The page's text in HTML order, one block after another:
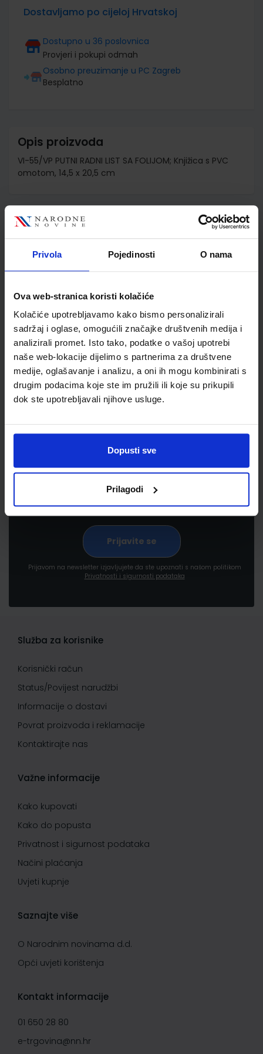
Privola Pojedinosti O nama
Ova web-stranica koristi kolačiće
Kolačiće upotrebljavamo kako bismo personalizirali
sadržaj i oglase, omogućili značajke društvenih medija i
analizirali promet. Isto tako, podatke o vašoj upotrebi
naše web-lokacije dijelimo s partnerima za društvene
medije, oglašavanje i analizu, a oni ih mogu kombinirati s
drugim podacima koje ste im pružili ili koje su prikupili
dok ste upotrebljavali njihove usluge.
Dopusti sve
Prilagodi
Dostavljamo po cijeloj Hrvatskoj
Dostupno u 36 poslovnica
Provjeri i pokupi odmah
Osobno preuzimanje u PC Zagreb
Besplatno
Opis proizvoda
VI-55/VP PUTNI RADNI LIST SA FOLIJOM; Knjižica s PVC
omotom, 14,5 x 20,5 cm
Detalji proizvoda
proizvodima i uslugama, akcijama i drugim
pogodnostima
Prijavom na newsletter izjavljujete da ste upoznati s našom politikom
Privatnosti i sigurnosti podataka
Služba za korisnike
Korisnički račun
Status/Povijest narudžbi
Informacije o dostavi
Povrat proizvoda i reklamacije
Kontaktirajte nas
Važne informacije
Kako kupovati
Kako do popusta
Privatnost i sigurnost podataka
Načini plaćanja
Uvjeti kupnje
Saznajte više
O Narodnim novinama d.d.
Opći uvjeti korištenja
Kontakt informacije
01 650 28 80
e-trgovina@nn.hr